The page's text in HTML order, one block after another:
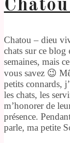
Chatou – dieu
chats sur ce blog
semaines, mais
vous savez 😉
petits connards,
les chats, les
m’honorer de
présence.
parle, ma petite